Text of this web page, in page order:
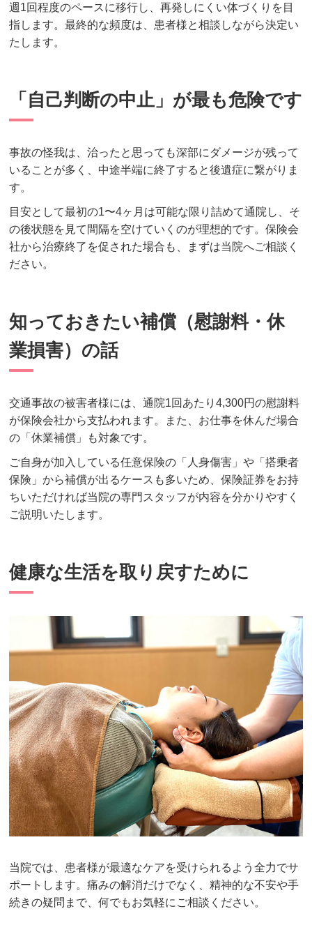
週1回程度のペースに移行し、再発しにくい体づくりを目
指します。最終的な頻度は、患者様と相談しながら決定い
たします。
「自己判断の中止」が最も危険です
事故の怪我は、治ったと思っても深部にダメージが残って
いることが多く、中途半端に終了すると後遺症に繋がりま
す。
目安として最初の1〜4ヶ月は可能な限り詰めて通院し、そ
の後状態を見て間隔を空けていくのが理想的です。保険会
社から治療終了を促された場合も、まずは当院へご相談く
ださい。
知っておきたい補償（慰謝料・休
業損害）の話
交通事故の被害者様には、通院1回あたり4,300円の慰謝料
が保険会社から支払われます。また、お仕事を休んだ場合
の「休業補償」も対象です。
ご自身が加入している任意保険の「人身傷害」や「搭乗者
保険」から補償が出るケースも多いため、保険証券をお持
ちいただければ当院の専門スタッフが内容を分かりやすく
ご説明いたします。
健康な生活を取り戻すために
当院では、患者様が最適なケアを受けられるよう全力でサ
ポートします。痛みの解消だけでなく、精神的な不安や手
続きの疑問まで、何でもお気軽にご相談ください。